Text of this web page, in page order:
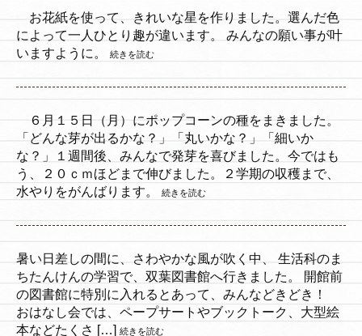
お花紙を使って、きれいな星を作りました。選んだ色
によって一人ひとり趣が違います。 みんなの願い事が叶
いますように。
続きを読む
６月１５日（月）にポップコーンの種をまきました。
「どんな芽が出るかな？」「丸いかな？」「細いか
な？」１週間後、みんなで発芽を喜びました。今ではも
う、２０ｃｍほどまで伸びました。２学期の収穫まで、
水やりをがんばります。
続きを読む
暑い日差しの間に、さわやかな風が吹く中、 生活科のま
ちたんけんの学習で、双葉図書館へ行きました。 開館前
の図書館に特別に入れるとあって、みんなどきどき！
おはなし会では、ペープサートやブックトーク、大型絵
本などたくさ […] 続きを読む